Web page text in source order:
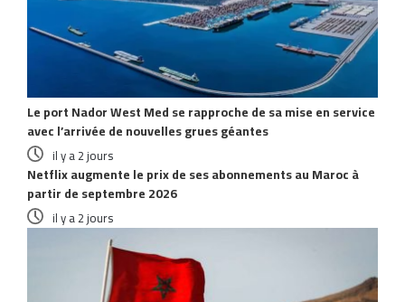
Le port Nador West Med se rapproche de sa mise en service
avec l’arrivée de nouvelles grues géantes
il y a 2 jours
Netflix augmente le prix de ses abonnements au Maroc à
partir de septembre 2026
il y a 2 jours